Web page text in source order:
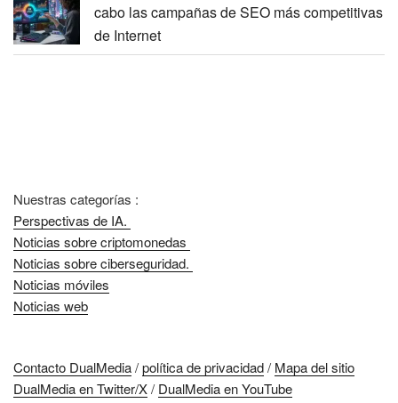
cabo las campañas de SEO más competitivas
de Internet
Nuestras categorías :
Perspectivas de IA.
Noticias sobre criptomonedas
Noticias sobre ciberseguridad.
Noticias móviles
Noticias web
Contacto DualMedia/política de privacidad/ Mapa del sitio
DualMedia en Twitter/X/ DualMedia en YouTube